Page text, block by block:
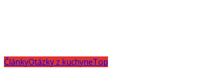
ČlánkyOtázky z kuchyneTop